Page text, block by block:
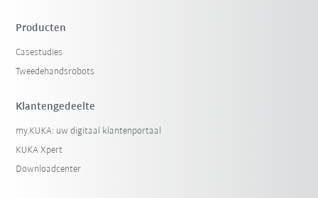
Filter terugzetten
Producten
Casestudies
Tweedehandsrobots
Klantengedeelte
my.KUKA: uw digitaal klantenportaal
KUKA Xpert
Downloadcenter